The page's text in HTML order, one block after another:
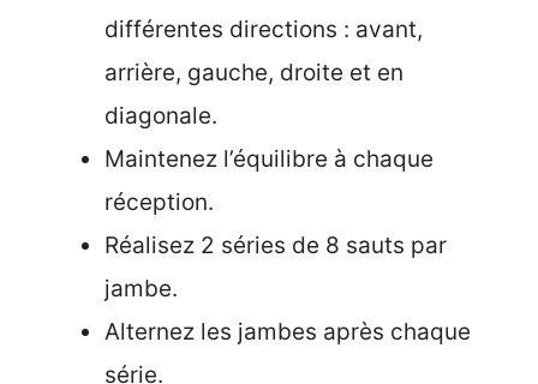
différentes directions : avant,
arrière, gauche, droite et en
diagonale.
Maintenez l’équilibre à chaque
réception.
Réalisez 2 séries de 8 sauts par
jambe.
Alternez les jambes après chaque
série.